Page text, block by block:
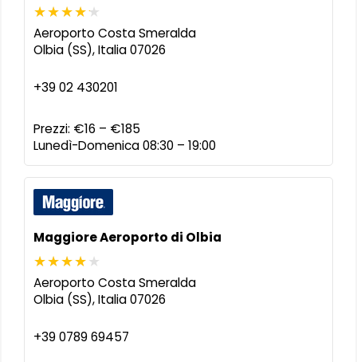
Aeroporto Costa Smeralda
Olbia (SS),Italia 07026
+39 02 430201
Prezzi: €16 – €185
Lunedì-Domenica 08:30 – 19:00
Maggiore Aeroporto di Olbia
Aeroporto Costa Smeralda
Olbia (SS),Italia 07026
+39 0789 69457